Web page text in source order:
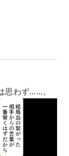
思わず……。